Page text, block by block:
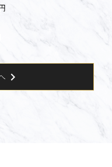
chevron_right